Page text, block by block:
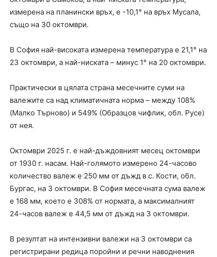
измерена на планински връх, е -10,1° на връх Мусала,
също на 30 октомври.
В София най-високата измерена температура е 21,1° на
23 октомври, а най-ниската – минус 1° на 20 октомври.
Практически в цялата страна месечните суми на
валежите са над климатичната норма – между 108%
(Малко Търново) и 549% (Образцов чифлик, обл. Русе)
от нея.
Октомври 2025 г. е най-дъждовният месец октомври
от 1930 г. насам. Най-голямото измерено 24-часово
количество валеж е 250 мм от дъжд в с. Кости, обл.
Бургас, на 3 октомври. В София месечната сума валеж
е 168 мм, което е 308% от нормата, а максималният
24-часов валеж е 44,5 мм от дъжд на 3 октомври.
В резултат на интензивни валежи на 3 октомври са
регистрирани редица поройни и речни наводнения